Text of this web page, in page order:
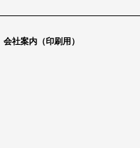
会社案内（印刷用）